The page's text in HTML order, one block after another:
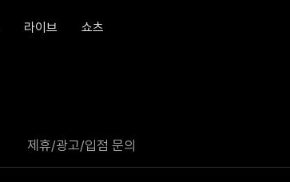
라이브 쇼츠
제휴/광고/입점 문의